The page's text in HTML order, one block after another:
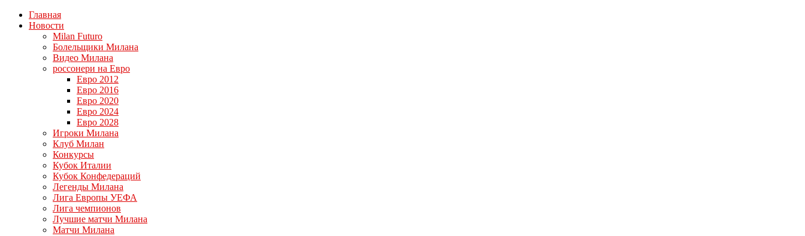
Главная
Новости
Milan Futuro
Болельщики Милана
Видео Милана
россонери на Евро
Евро 2012
Евро 2016
Евро 2020
Евро 2024
Евро 2028
Игроки Милана
Клуб Милан
Конкурсы
Кубок Италии
Кубок Конфедераций
Легенды Милана
Лига Европы УЕФА
Лига чемпионов
Лучшие матчи Милана
Матчи Милана